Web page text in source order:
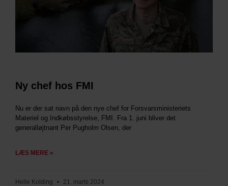
Ny chef hos FMI
Nu er der sat navn på den nye chef for Forsvarsministeriets
Materiel og Indkøbsstyrelse, FMI. Fra 1. juni bliver det
generalløjtnant Per Pugholm Olsen, der
LÆS MERE »
Helle Kolding 21. marts 2024